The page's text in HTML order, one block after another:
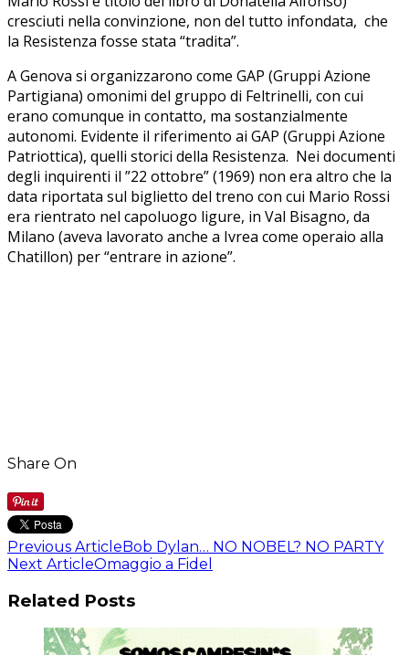
cresciuti nella convinzione, non del tutto infondata, che
la Resistenza fosse stata “tradita”.
A Genova si organizzarono come GAP (Gruppi Azione
Partigiana) omonimi del gruppo di Feltrinelli, con cui
erano comunque in contatto, ma sostanzialmente
autonomi. Evidente il riferimento ai GAP (Gruppi Azione
Patriottica), quelli storici della Resistenza. Nei documenti
degli inquirenti il ”22 ottobre” (1969) non era altro che la
data riportata sul biglietto del treno con cui Mario Rossi
era rientrato nel capoluogo ligure, in Val Bisagno, da
Milano (aveva lavorato anche a Ivrea come operaio alla
Chatillon) per “entrare in azione”.
Share On
Previous ArticleBob Dylan… NO NOBEL? NO PARTY
Next ArticleOmaggio a Fidel
Related Posts